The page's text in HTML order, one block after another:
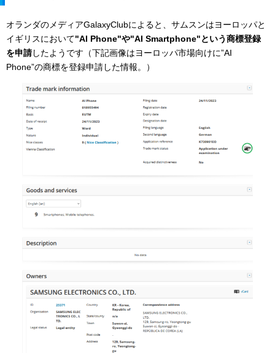
オランダのメディアGalaxyClubによると、サムスンはヨーロッパと
イギリスにおいて"AI Phone"や"AI Smartphone"という商標登録
を申請したようです（下記画像はヨーロッパ市場向けに”AI
Phone”の商標を登録申請した情報。）